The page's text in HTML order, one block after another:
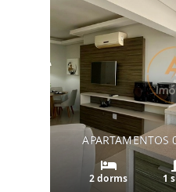
2 dorms 1